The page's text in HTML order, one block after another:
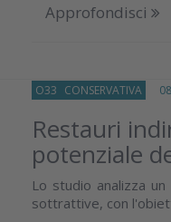
Approfondisci
O33 CONSERVATIVA 08
Restauri
potenziale
Lo studio analizza
sottrattive, con